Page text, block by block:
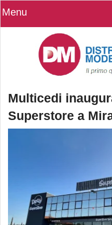
Menu
Multicedi
Superstore a